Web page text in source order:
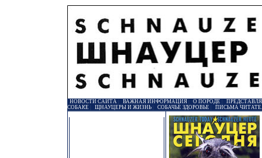
НОВОСТИ САЙТА| ВАЖНАЯ ИНФОРМАЦИЯ| О ПОРОДЕ
СОБАКЕ
ЩНАУЦЕРЫ И ЖИЗНЬ| СОБАЧЬЕ ЗДОРОВЬЕ ПИСЬМА